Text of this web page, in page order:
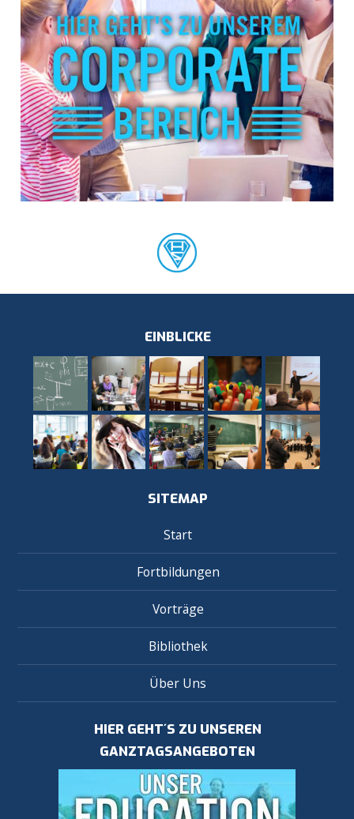
EINBLICKE
SITEMAP
Start
Fortbildungen
Vorträge
Bibliothek
Über Uns
HIER GEHT´S ZU UNSEREN
GANZTAGSANGEBOTEN